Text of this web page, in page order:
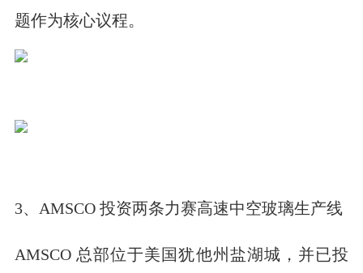
题作为核心议程。
3、AMSCO 投资两条力赛高速中空玻璃生产线
AMSCO 总部位于美国犹他州盐湖城，并已投